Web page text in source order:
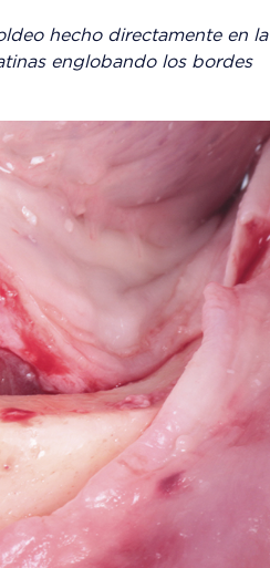
hecho directamente en
englobando los bordes